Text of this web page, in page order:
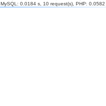
MySQL: 0.0184 s, 10 request(s), PHP: